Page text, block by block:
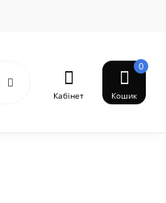
Кабінет
0
Кошик